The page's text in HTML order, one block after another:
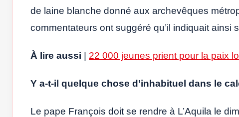
de laine blanche donné aux archevêques
commentateurs ont suggéré qu’il indiquait ainsi
À lire aussi | 22 000 jeunes prient pour la paix
Y a-t-il quelque chose d’inhabituel dans le
Le pape François doit se rendre à L’Aquila le